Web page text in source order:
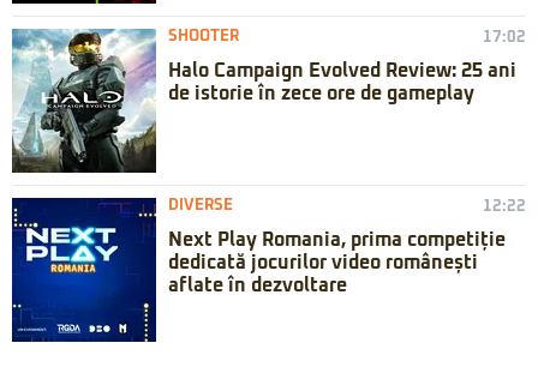
SHOOTER 17:02
Halo Campaign Evolved Review: 25 ani
de istorie în zece ore de gameplay
DIVERSE 12:22
Next Play Romania, prima competiție
dedicată jocurilor video românești
aflate în dezvoltare